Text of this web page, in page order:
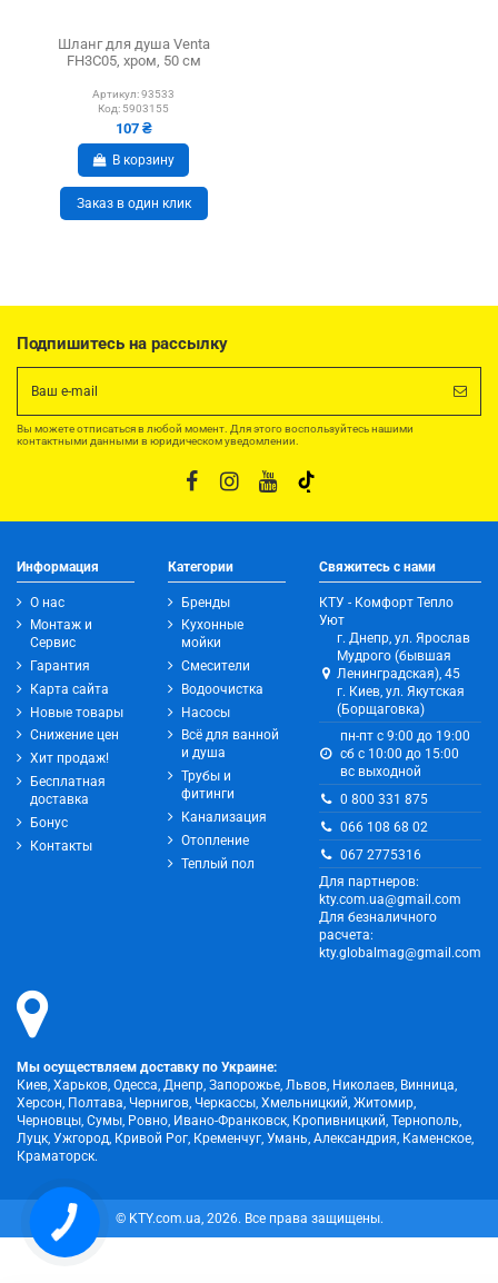
Шланг для душа Venta
FH3С05, хром, 50 см
Артикул:93533
Код: 5903155
107 ₴
В корзину
Заказ в один клик
Подпишитесь на рассылку
Вы можете отписаться в любой момент. Для этого воспользуйтесь нашими
контактными данными в юридическом уведомлении.
Информация
О нас
Монтаж и
Сервис
Гарантия
Карта сайта
Новые товары
Снижение цен
Хит продаж!
Бесплатная
доставка
Бонус
Контакты
Категории
Бренды
Кухонные
мойки
Смесители
Водоочистка
Насосы
Всё для ванной
и душа
Трубы и
фитинги
Канализация
Отопление
Теплый пол
Свяжитесь с нами
КТУ - Комфорт Тепло
Уют
г. Днепр, ул. Ярослав
Мудрого (бывшая
Ленинградская), 45
г. Киев, ул. Якутская
(Борщаговка)
пн-пт с 9:00 до 19:00
сб с 10:00 до 15:00
вс выходной
0 800 331 875
066 108 68 02
067 2775316
Для партнеров:
kty.com.ua@gmail.com
Для безналичного
расчета:
kty.globalmag@gmail.com
Мы осуществляем доставку по Украине:
Киев, Харьков, Одесса, Днепр, Запорожье, Львов, Николаев, Винница,
Херсон, Полтава, Чернигов, Черкассы, Хмельницкий, Житомир,
Черновцы, Сумы, Ровно, Ивано-Франковск, Кропивницкий, Тернополь,
Луцк, Ужгород, Кривой Рог, Кременчуг, Умань, Александрия, Каменское,
Краматорск.
© KTY.com.ua, 2026. Все права защищены.